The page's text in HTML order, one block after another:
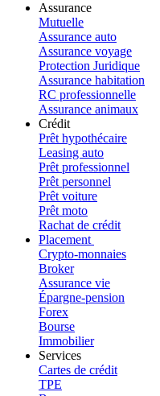
Assurance
Mutuelle
Assurance auto
Assurance voyage
Protection Juridique
Assurance habitation
RC professionnelle
Assurance animaux
Crédit
Prêt hypothécaire
Leasing auto
Prêt professionnel
Prêt personnel
Prêt voiture
Prêt moto
Rachat de crédit
Placement
Crypto-monnaies
Broker
Assurance vie
Épargne-pension
Forex
Bourse
Immobilier
Services
Cartes de crédit
TPE